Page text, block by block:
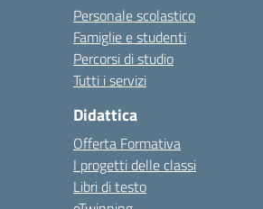
Personale scolastico
Famiglie e studenti
Percorsi di studio
Tutti i servizi
Didattica
Offerta Formativa
I progetti delle classi
Libri di testo